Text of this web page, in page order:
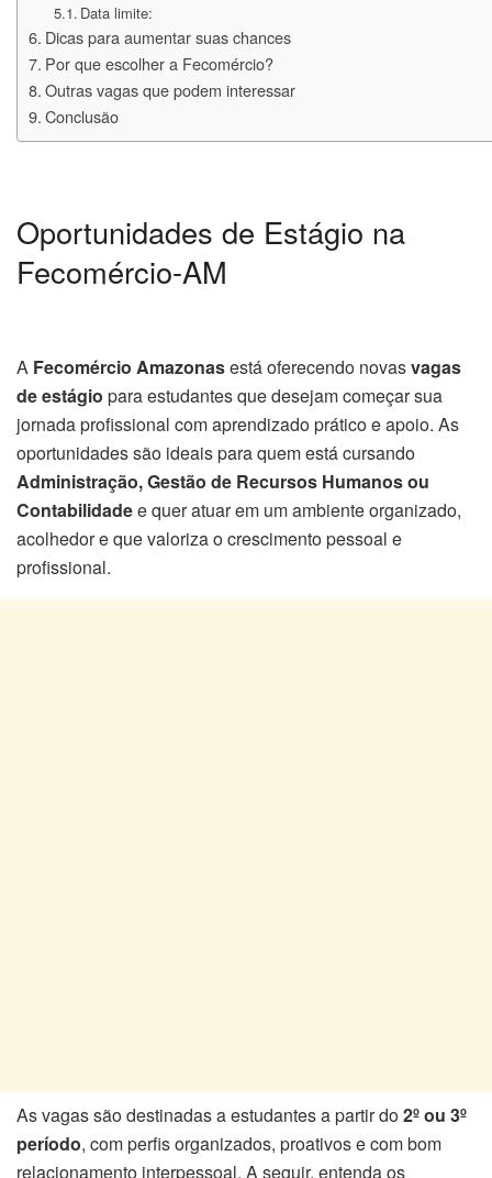
Data limite:
Dicas para aumentar suas chances
Por que escolher a Fecomércio?
Outras vagas que podem interessar
Conclusão
Oportunidades de Estágio na
Fecomércio-AM
A Fecomércio Amazonasestá oferecendo novasvagas
de estágio para estudantes que desejam começar sua
jornada profissional com aprendizado prático e apoio. As
oportunidades são ideais para quem está cursando
Administração, Gestão de Recursos Humanos ou
Contabilidadee quer atuar em um ambiente organizado,
acolhedor e que valoriza o crescimento pessoal e
profissional.
As vagas são destinadas a estudantes a partir do2º ou 3º
período, com perfis organizados, proativos e com bom
relacionamento interpessoal. A seguir, entenda os